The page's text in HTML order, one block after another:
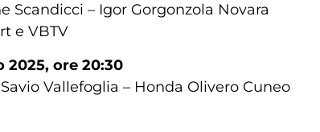
Scandicci – Igor Gorgonzola Novara
e VBTV
2025, ore 20:30
Vallefoglia – Honda Olivero Cuneo